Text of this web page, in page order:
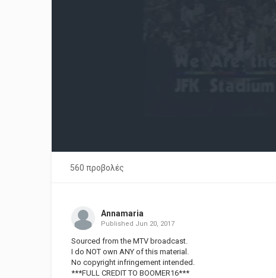
560 προβολές
Annamaria
Published Jun 20, 2017
Sourced from the MTV broadcast.
I do NOT own ANY of this material.
No copyright infringement intended.
***FULL CREDIT TO BOOMER16***